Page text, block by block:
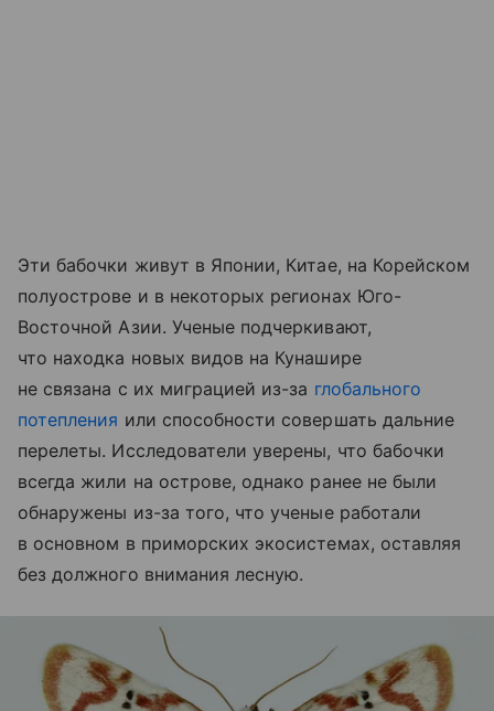
Эти бабочки живут в Японии, Китае, на Корейском
полуострове и в некоторых регионах Юго-
Восточной Азии. Ученые подчеркивают,
что находка новых видов на Кунашире
не связана с их миграцией из-за глобального
потепления или способности совершать дальние
перелеты. Исследователи уверены, что бабочки
всегда жили на острове, однако ранее не были
обнаружены из-за того, что ученые работали
в основном в приморских экосистемах, оставляя
без должного внимания лесную.